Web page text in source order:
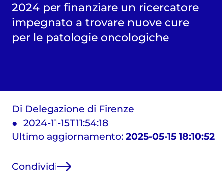
2024 per finanziare un ricercatore
impegnato a trovare nuove cure
per le patologie oncologiche
Di Delegazione di Firenze
2024-11-15T11:54:18
Ultimo aggiornamento: 2025-05-15 18:10:52
Condividi